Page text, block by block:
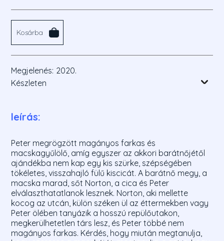
Kosárba
Megjelenés: 2020.
Készleten
leírás:
Peter megrögzött magányos farkas és
macskagyűlölő, amíg egyszer az akkori barátnőjétől
ajándékba nem kap egy kis szürke, szépségében
tökéletes, visszahajló fülű kiscicát. A barátnő megy, a
macska marad, sőt Norton, a cica és Peter
elválaszthatatlanok lesznek. Norton, aki mellette
kocog az utcán, külön széken ül az éttermekben vagy
Peter ölében tanyázik a hosszú repülőutakon,
megkerülhetetlen társ lesz, és Peter többé nem
magányos farkas. Kérdés, hogy miután megtanulja,